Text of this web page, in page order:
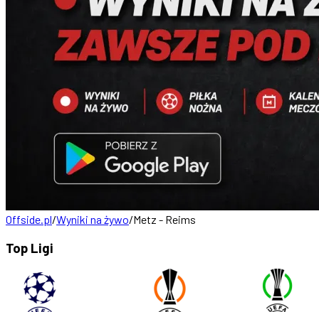
Offside.pl/Wyniki na żywo/Metz - Reims
Top Ligi